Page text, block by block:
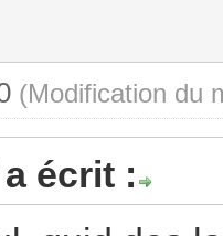
(Modification du
écrit :